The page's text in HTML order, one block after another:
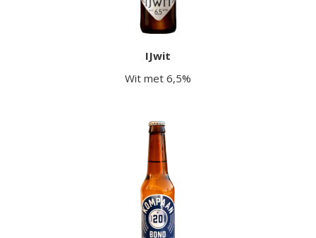
IJwit
Wit met 6,5%